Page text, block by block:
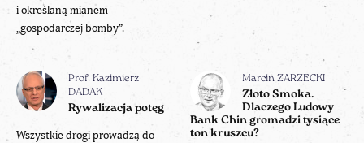
i określaną mianem
„gospodarczej bomby”.
Prof. Kazimierz
DADAK
Rywalizacja potęg
Wszystkie drogi prowadzą do
Marcin ZARZECKI
Złoto Smoka.
Dlaczego Ludowy
Bank Chin gromadzi tysiące
ton kruszcu?